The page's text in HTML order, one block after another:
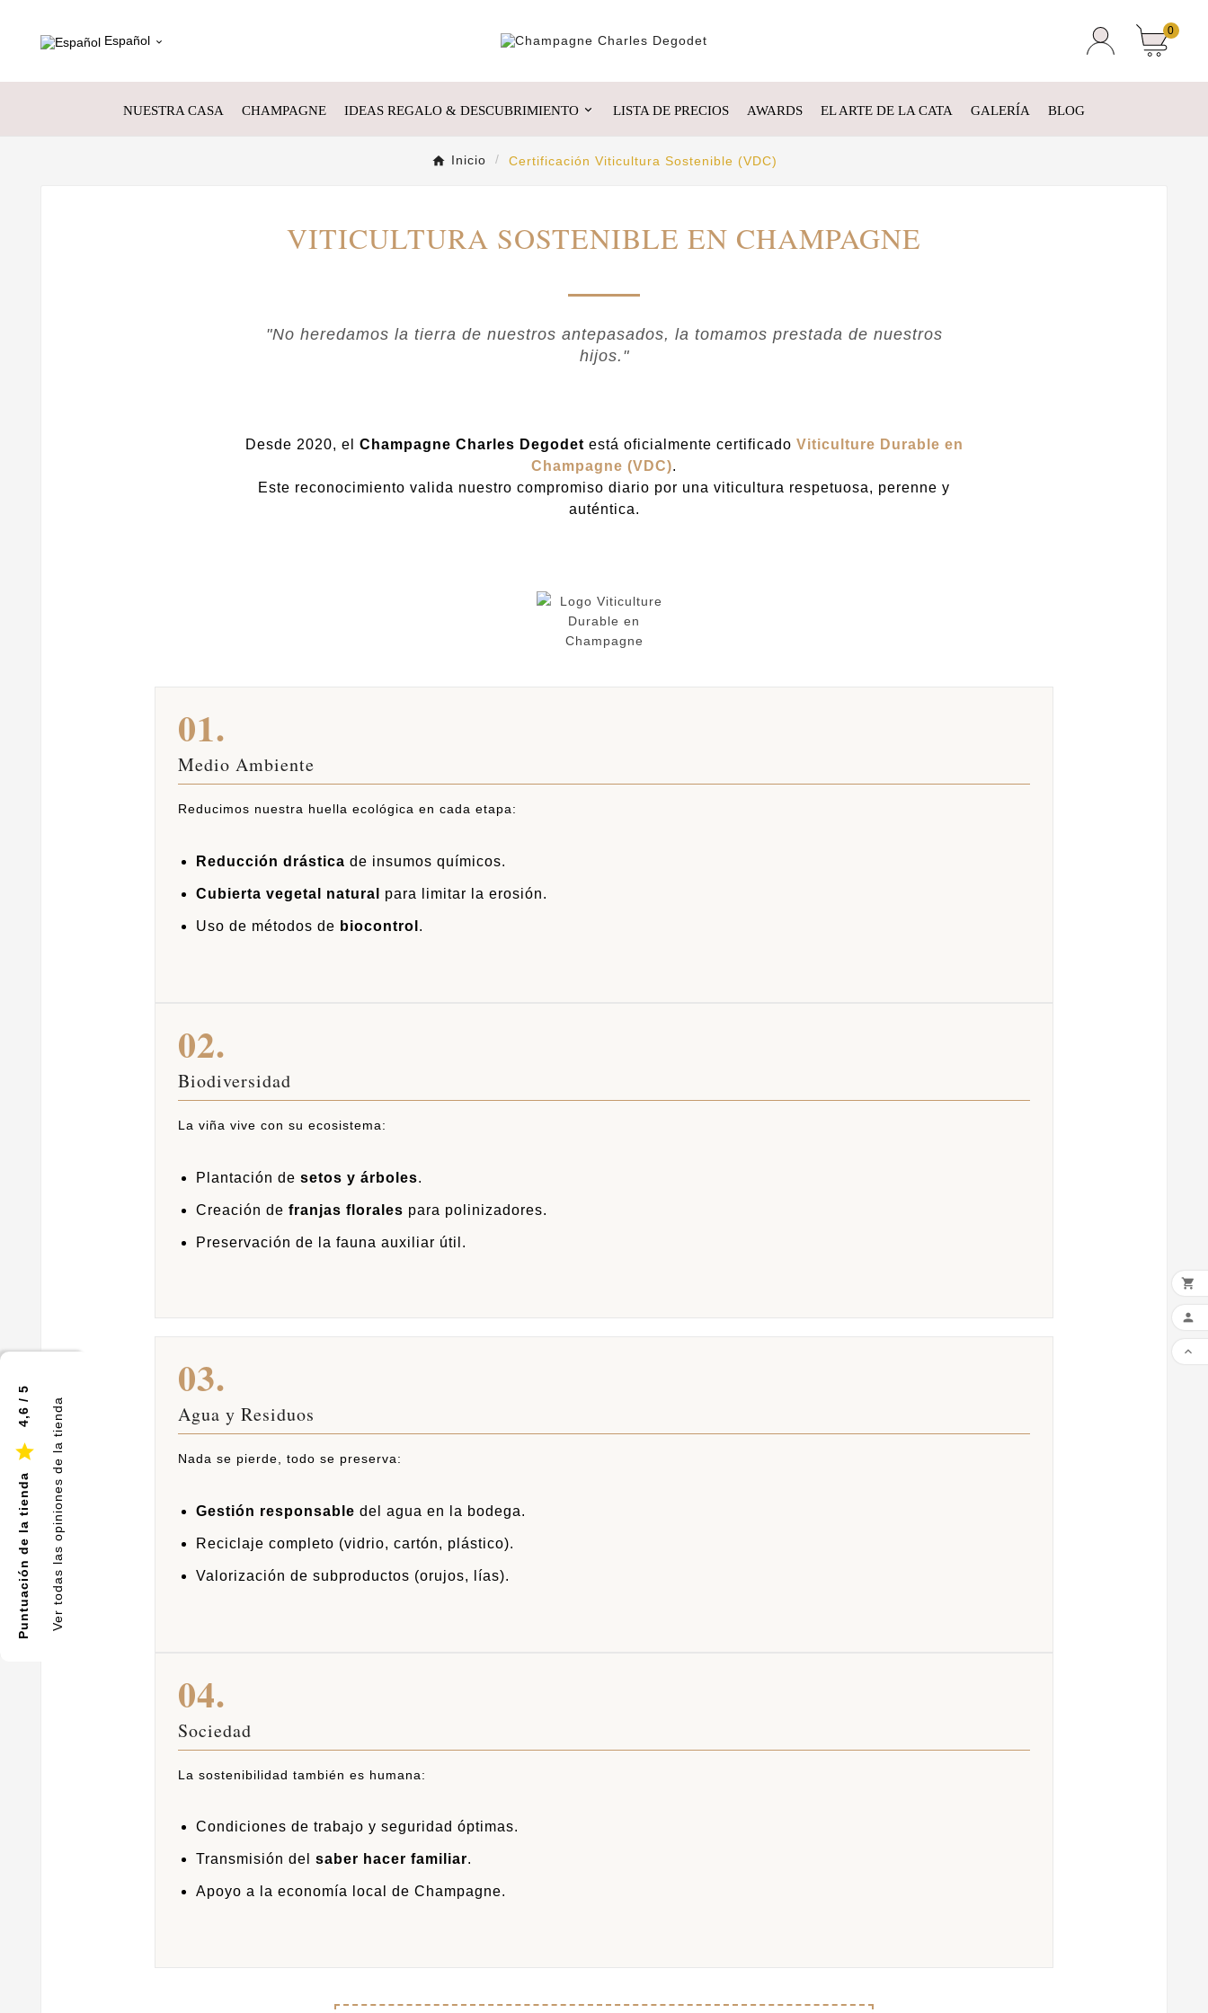
Puntuación de la tienda

4,6 / 5 Ver todas las opiniones de la tienda
Español 
0
NUESTRA CASA CHAMPAGNE IDEAS REGALO & DESCUBRIMIENTO LISTA DE PRECIOS AWARDS EL ARTE DE LA CATA GALERÍA BLOG
Inicio Certificación Viticultura Sostenible (VDC)
VITICULTURA SOSTENIBLE EN CHAMPAGNE
"No heredamos la tierra de nuestros antepasados, la tomamos prestada de nuestros
hijos."
Desde 2020, el Champagne Charles Degodet está oficialmente certificado Viticulture Durable en
Champagne (VDC).
Este reconocimiento valida nuestro compromiso diario por una viticultura respetuosa, perenne y
auténtica.
01.
Medio Ambiente
Reducimos nuestra huella ecológica en cada etapa:
Reducción drástica de insumos químicos.
Cubierta vegetal natural para limitar la erosión.
Uso de métodos de biocontrol .
02.
Biodiversidad
La viña vive con su ecosistema:
Plantación de setos y árboles.
Creación de franjas florales para polinizadores.
Preservación de la fauna auxiliar útil.
03.
Agua y Residuos
Nada se pierde, todo se preserva:
Gestión responsable del agua en la bodega.
Reciclaje completo (vidrio, cartón, plástico).
Valorización de subproductos (orujos, lías).
04.
Sociedad
La sostenibilidad también es humana:
Condiciones de trabajo y seguridad óptimas.
Transmisión del saber hacer familiar.
Apoyo a la economía local de Champagne.


